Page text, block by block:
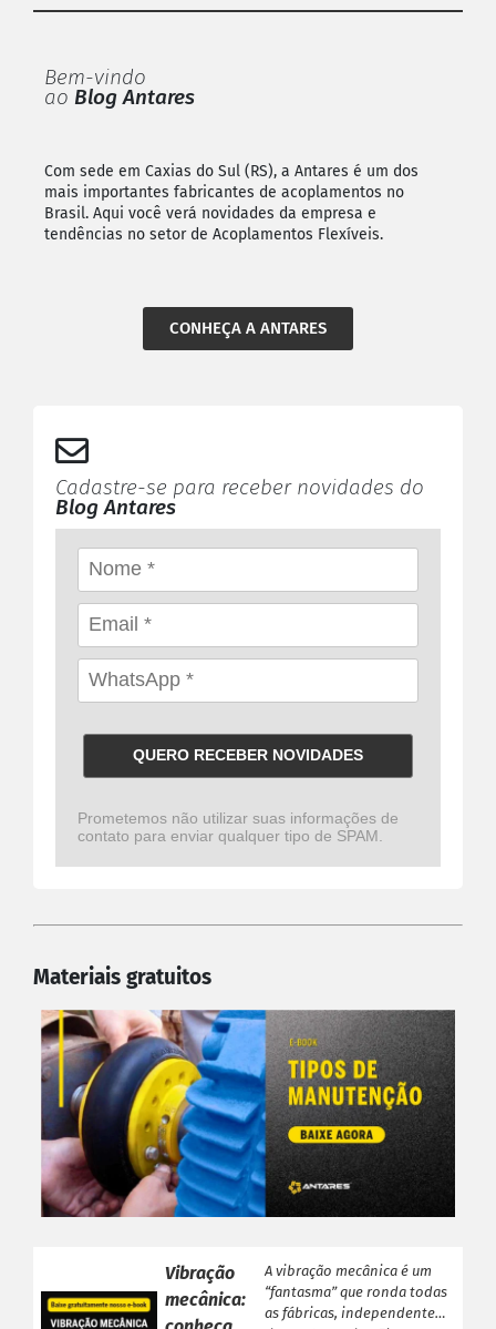
Bem-vindo
ao Blog Antares
Com sede em Caxias do Sul (RS), a Antares é um dos
mais importantes fabricantes de acoplamentos no
Brasil. Aqui você verá novidades da empresa e
tendências no setor de Acoplamentos Flexíveis.
CONHEÇA A ANTARES
Cadastre-se para receber novidades do
Blog Antares
QUERO RECEBER NOVIDADES
Prometemos não utilizar suas informações de
contato para enviar qualquer tipo de SPAM.
Materiais gratuitos
Vibração
mecânica:
A vibração mecânica é um
“fantasma” que ronda todas
as fábricas, independente